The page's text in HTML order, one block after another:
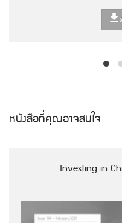
หนังสือที่คุณอาจสนใจ
Investing in